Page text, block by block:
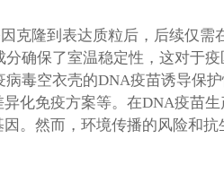
克隆到表达质粒后，后续仅
确保了室温稳定性，这对于
毒空衣壳的DNA疫苗诱导保
化免疫方案等。在DNA疫苗
。然而，环境传播的风险和